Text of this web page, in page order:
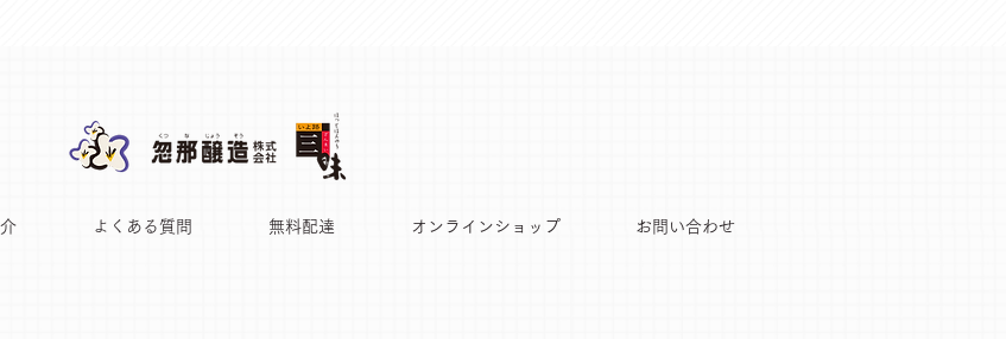
よくある質問 無料配達 オンラインショップ お問い合わせ